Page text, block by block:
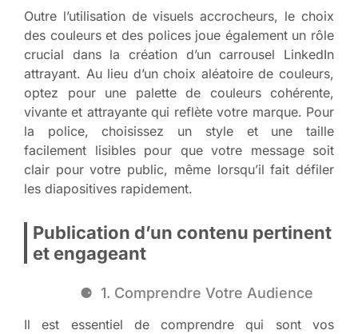
Outre l’utilisation de visuels accrocheurs, le choix
des couleurs et des polices joue également un rôle
crucial dans la création d’un carrousel LinkedIn
attrayant. Au lieu d’un choix aléatoire de couleurs,
optez pour une palette de couleurs cohérente,
vivante et attrayante qui reflète votre marque. Pour
la police, choisissez un style et une taille
facilement lisibles pour que votre message soit
clair pour votre public, même lorsqu’il fait défiler
les diapositives rapidement.
Publication d’un contenu pertinent
et engageant
1. Comprendre Votre Audience
Il est essentiel de comprendre qui sont vos